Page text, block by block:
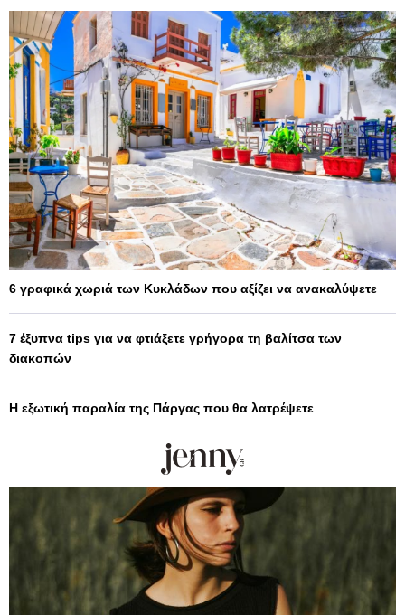
6 γραφικά χωριά των Κυκλάδων που αξίζει να ανακαλύψετε
7 έξυπνα tips για να φτιάξετε γρήγορα τη βαλίτσα των
διακοπών
Η εξωτική παραλία της Πάργας που θα λατρέψετε